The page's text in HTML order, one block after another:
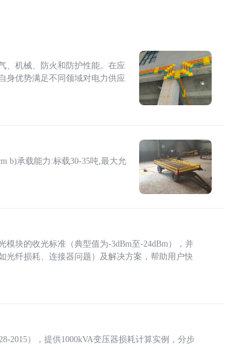
、机械、防火和防护性能。在应
身优势满足不同领域对电力供应
b)承载能力:标载30-35吨,最大允
块的收光标准（典型值为-3dBm至-24dBm），并
光纤损耗、连接器问题）及解决方案，帮助用户快
2015），提供1000kVA变压器损耗计算实例，分步